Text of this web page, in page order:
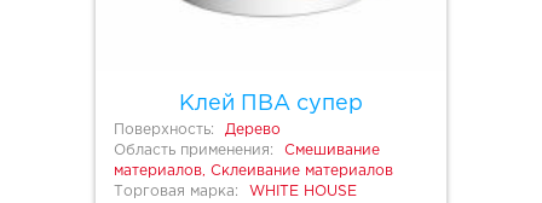
Клей ПВА супер
Поверхность:
Дерево
Область применения:
Смешивание
материалов, Склеивание материалов
Торговая марка:
WHITE HOUSE